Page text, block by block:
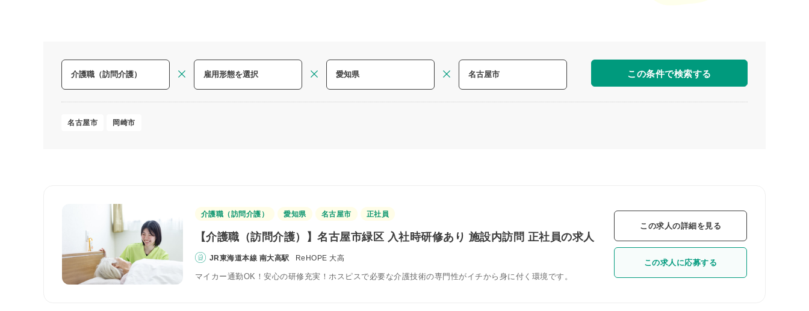
この条件で検索する
名古屋市 岡崎市
介護職（訪問介護） 愛知県 名古屋市 正社員
【介護職（訪問介護）】名古屋市緑区 入社時研修あり 施設内訪問 正社員の求人
JR東海道本線 南大高駅 ReHOPE 大高
マイカー通勤OK！安心の研修充実！ホスピスで必要な介護技術の専門性がイチから身に付く環境です。
この求人の詳細を見る
この求人に応募する